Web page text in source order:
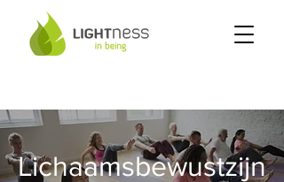
Lichaamsbewustzijn